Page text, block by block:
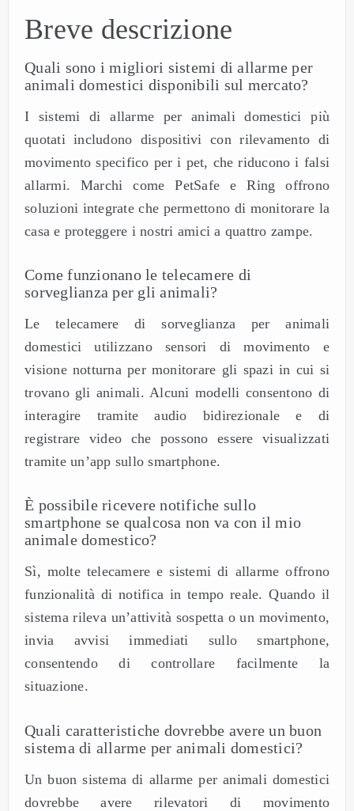
Breve descrizione
Quali sono i migliori sistemi di allarme per
animali domestici disponibili sul mercato?
I sistemi di allarme per animali domestici più
quotati includono dispositivi con rilevamento di
movimento specifico per i pet, che riducono i falsi
allarmi. Marchi come PetSafe e Ring offrono
soluzioni integrate che permettono di monitorare la
casa e proteggere i nostri amici a quattro zampe.
Come funzionano le telecamere di
sorveglianza per gli animali?
Le telecamere di sorveglianza per animali
domestici utilizzano sensori di movimento e
visione notturna per monitorare gli spazi in cui si
trovano gli animali. Alcuni modelli consentono di
interagire tramite audio bidirezionale e di
registrare video che possono essere visualizzati
tramite un’app sullo smartphone.
È possibile ricevere notifiche sullo
smartphone se qualcosa non va con il mio
animale domestico?
Sì, molte telecamere e sistemi di allarme offrono
funzionalità di notifica in tempo reale. Quando il
sistema rileva un’attività sospetta o un movimento,
invia avvisi immediati sullo smartphone,
consentendo di controllare facilmente la
situazione.
Quali caratteristiche dovrebbe avere un buon
sistema di allarme per animali domestici?
Un buon sistema di allarme per animali domestici
dovrebbe avere rilevatori di movimento